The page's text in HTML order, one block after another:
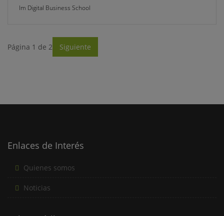
Im Digital Business School
Página 1 de 2 Siguiente
Enlaces de Interés
Quienes somos
Noticias